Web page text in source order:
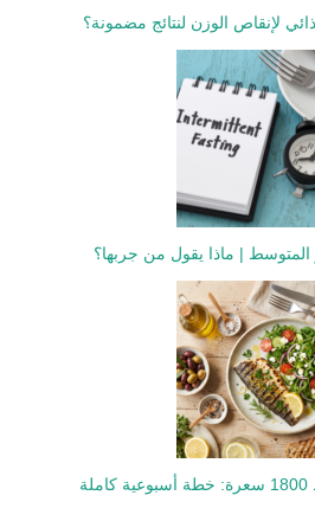
لإنقاص الوزن لنتائج مضمونة؟
المتوسط | ماذا يقول من جربها؟